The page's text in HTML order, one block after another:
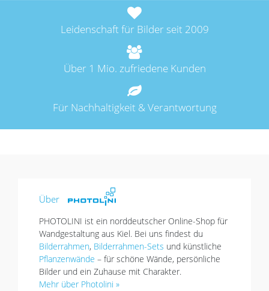
Leidenschaft für Bilder seit 2009
Über 1 Mio. zufriedene Kunden
Für Nachhaltigkeit & Verantwortung
Über
PHOTOLINI ist ein norddeutscher Online-Shop für
Wandgestaltung aus Kiel. Bei uns findest du
Bilderrahmen, Bilderrahmen-Sets und künstliche
Pflanzenwände – für schöne Wände, persönliche
Bilder und ein Zuhause mit Charakter.
Mehr über Photolini »